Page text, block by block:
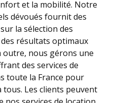
et la mobilité. Notre
dévoués fournit des
la sélection des
résultats optimaux
outre, nous gérons une
des services de
toute la France pour
Les clients peuvent